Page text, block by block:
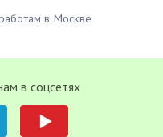
в Москве
в соцсетях